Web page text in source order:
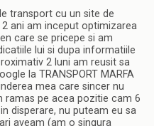
transport cu un site de
ani am inceput optimizarea
care se pricepe si am
lui si dupa informatiile
2 luni am reusit sa
la TRANSPORT MARFA
mea care sincer nu
ramas pe acea pozitie cam 6
disperare, nu puteam eu sa
aveam (am o singura